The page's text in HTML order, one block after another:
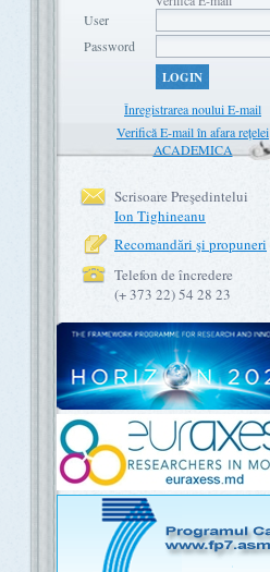
User
Password
LOGIN
Înregistrarea noului E-mail
Verifică E-mail în afara rețelei
ACADEMICA
Scrisoare Preşedintelui
Ion Tighineanu
Recomandări şi propuneri
Telefon de încredere
(+ 373 22) 54 28 23